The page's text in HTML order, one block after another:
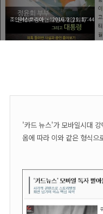
조인어스코리아 2016. 2. 21. 17:44
'카드 뉴스'가 모바일시대
옴에 따라 이와 같은 형식으